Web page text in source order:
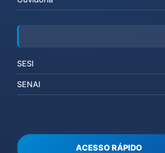
SESI
SENAI
ACESSO RÁPIDO